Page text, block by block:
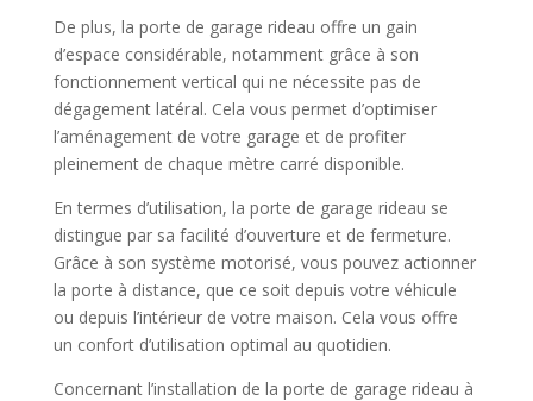
De plus, la porte de garage rideau offre un gain
d’espace considérable, notamment grâce à son
fonctionnement vertical qui ne nécessite pas de
dégagement latéral. Cela vous permet d’optimiser
l’aménagement de votre garage et de profiter
pleinement de chaque mètre carré disponible.
En termes d’utilisation, la porte de garage rideau se
distingue par sa facilité d’ouverture et de fermeture.
Grâce à son système motorisé, vous pouvez actionner
la porte à distance, que ce soit depuis votre véhicule
ou depuis l’intérieur de votre maison. Cela vous offre
un confort d’utilisation optimal au quotidien.
Concernant l’installation de la porte de garage rideau à